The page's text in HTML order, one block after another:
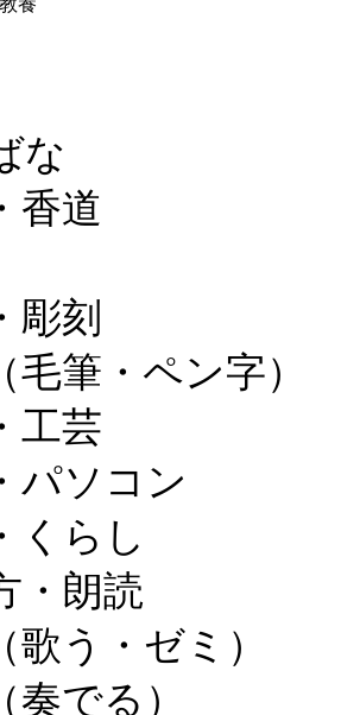
養
な
香道
彫刻
毛筆・ペン字）
工芸
パソコン
くらし
・朗読
歌う・ゼミ）
奏でる）